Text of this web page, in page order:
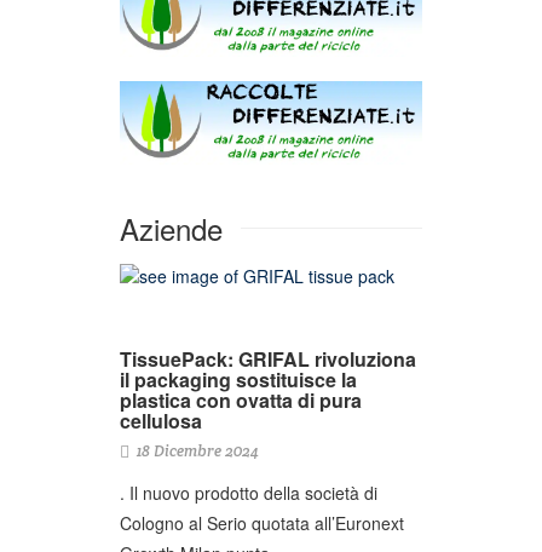
Aziende
TissuePack: GRIFAL rivoluziona
il packaging sostituisce la
plastica con ovatta di pura
cellulosa
18 Dicembre 2024
. Il nuovo prodotto della società di
Cologno al Serio quotata all’Euronext